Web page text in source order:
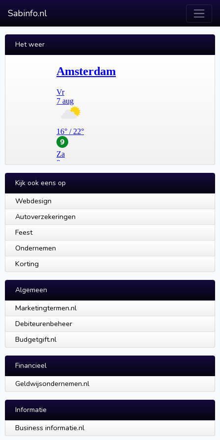
Sabinfo.nl
Het weer
Kijk ook eens op
Webdesign
Autoverzekeringen
Feest
Ondernemen
Korting
Algemeen
Marketingtermen.nl
Debiteurenbeheer
Budgetgift.nl
Financieel
Geldwijsondernemen.nl
Informatie
Business informatie.nl